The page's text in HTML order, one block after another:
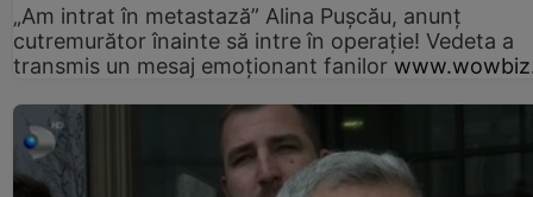
„Am intrat în metastază” Alina Pușcău, anunț
cutremurător înainte să intre în operație! Vedeta a
transmis un mesaj emoționant fanilor